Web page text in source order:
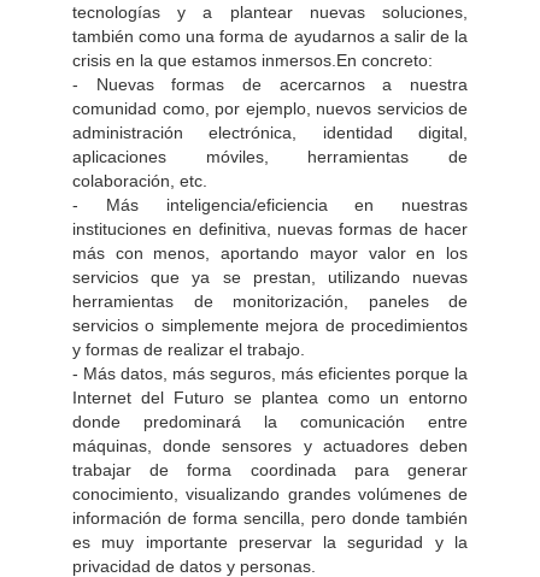
tecnologías y a plantear nuevas soluciones,
también como una forma de ayudarnos a salir de la
crisis en la que estamos inmersos.En concreto:
- Nuevas formas de acercarnos a nuestra
comunidad como, por ejemplo, nuevos servicios de
administración electrónica, identidad digital,
aplicaciones móviles, herramientas de
colaboración, etc.
- Más inteligencia/eficiencia en nuestras
instituciones en definitiva, nuevas formas de hacer
más con menos, aportando mayor valor en los
servicios que ya se prestan, utilizando nuevas
herramientas de monitorización, paneles de
servicios o simplemente mejora de procedimientos
y formas de realizar el trabajo.
- Más datos, más seguros, más eficientes porque la
Internet del Futuro se plantea como un entorno
donde predominará la comunicación entre
máquinas, donde sensores y actuadores deben
trabajar de forma coordinada para generar
conocimiento, visualizando grandes volúmenes de
información de forma sencilla, pero donde también
es muy importante preservar la seguridad y la
privacidad de datos y personas.